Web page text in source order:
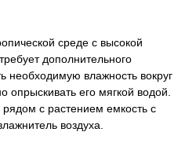
среде с высокой
дополнительного
необходимую влажность вокруг
опрыскивать его мягкой водой.
с растением емкость с
воздуха.